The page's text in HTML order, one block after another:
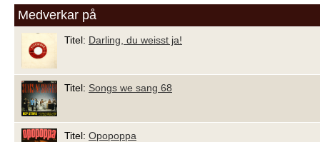
Medverkar på
Titel: Darling, du weisst ja!
Titel: Songs we sang 68
Titel: Opopoppa